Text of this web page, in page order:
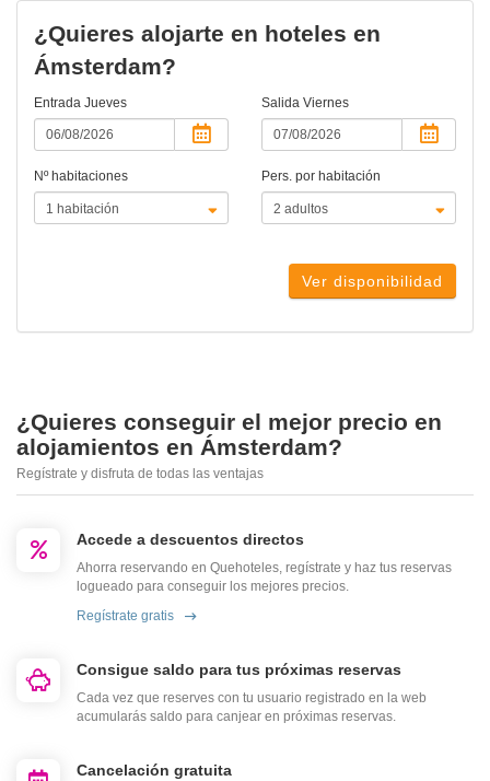
¿Quieres alojarte en hoteles en
Ámsterdam?
Entrada Jueves Salida Viernes
Nº habitaciones Pers. por habitación
Ver disponibilidad
¿Quieres conseguir el mejor precio en
alojamientos en Ámsterdam?
Regístrate y disfruta de todas las ventajas
Accede a descuentos directos
Ahorra reservando en Quehoteles, regístrate y haz tus reservas
logueado para conseguir los mejores precios.
Regístrate gratis
Consigue saldo para tus próximas reservas
Cada vez que reserves con tu usuario registrado en la web
acumularás saldo para canjear en próximas reservas.
Cancelación gratuita